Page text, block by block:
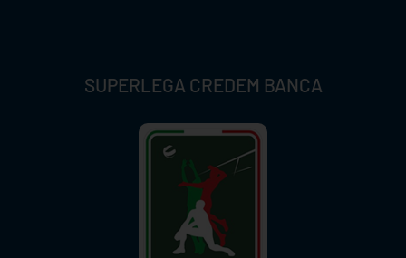
SUPERLEGA CREDEM BANCA